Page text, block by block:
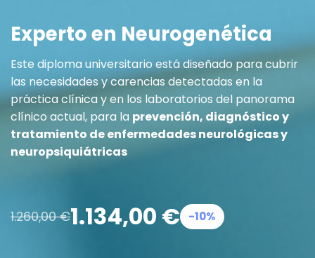
Experto en Neurogenética
Este diploma universitario está diseñado para cubrir
las necesidades y carencias detectadas en la
práctica clínica y en los laboratorios del panorama
clínico actual, para la prevención, diagnóstico y
tratamiento de enfermedades neurológicas y
neuropsiquiátricas
1.260,00€1.134,00 € -10%